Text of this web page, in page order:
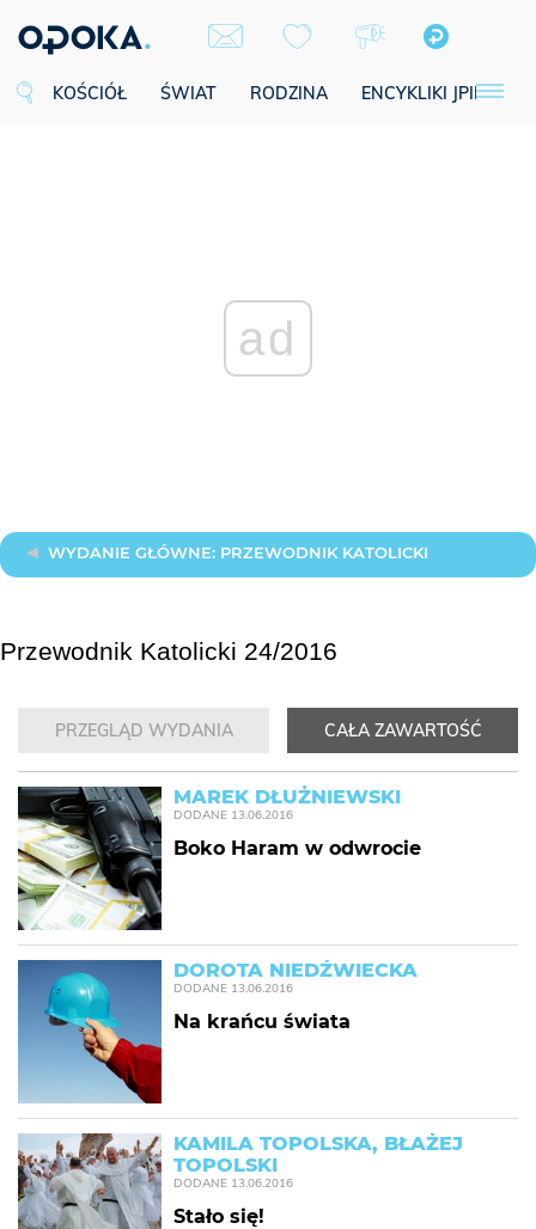
KOŚCIÓŁ ŚWIAT RODZINA ENCYKLIKI JPII
ad
WYDANIE GŁÓWNE: PRZEWODNIK KATOLICKI
Przewodnik Katolicki 24/2016
PRZEGLĄD WYDANIA CAŁA ZAWARTOŚĆ
MAREK DŁUŻNIEWSKI
DODANE 13.06.2016
Boko Haram w odwrocie
DOROTA NIEDŹWIECKA
DODANE 13.06.2016
Na krańcu świata
KAMILA TOPOLSKA, BŁAŻEJ
TOPOLSKI
DODANE 13.06.2016
Stało się!